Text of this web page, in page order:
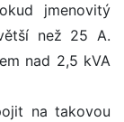
jmenovitý
než 25 A.
nad 2,5 kVA
na takovou